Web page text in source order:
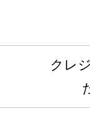
クレ